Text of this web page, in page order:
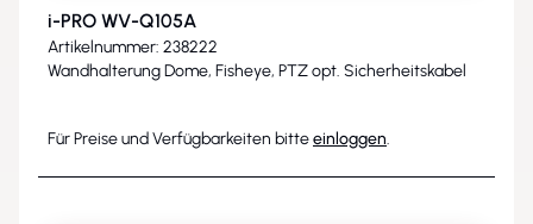
i-PRO WV-Q105A
Artikelnummer: 238222
Wandhalterung Dome, Fisheye, PTZ opt. Sicherheitskabel
Für Preise und Verfügbarkeiten bitteeinloggen.